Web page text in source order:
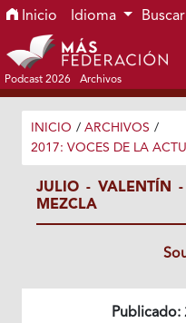
Ir al menú de navegación
Ir al contenido principal
Ir al pie de página del sitio
Inicio Idioma Buscar
Podcast 2026 Archivos
INICIO / ARCHIVOS /
2017: VOCES DE LA
JULIO - VALENTÍN
MEZCLA
Publicado: